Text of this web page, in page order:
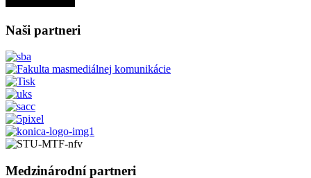
Naši partneri
Medzinárodní partneri